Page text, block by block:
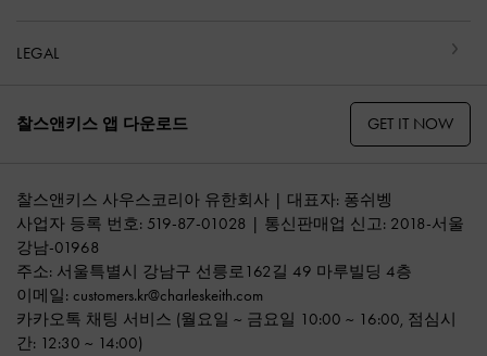
LEGAL
찰스앤키스 앱 다운로드 GET IT NOW
찰스앤키스 사우스코리아 유한회사 | 대표자: 퐁쉬벵
사업자 등록 번호: 519-87-01028 | 통신판매업 신고: 2018-서울
강남-01968
주소: 서울특별시 강남구 선릉로162길 49 마루빌딩 4층
이메일: customers.kr@charleskeith.com
카카오톡 채팅 서비스 (월요일 ~ 금요일 10:00 ~ 16:00, 점심시
간: 12:30 ~ 14:00)